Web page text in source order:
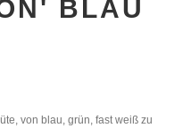
BLAU
von blau, grün, fast weiß zu